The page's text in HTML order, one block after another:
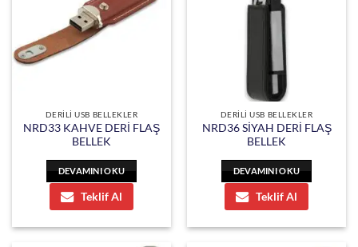
DERİLİ USB BELLEKLER
NRD33 KAHVE DERİ FLAŞ
BELLEK
DEVAMINI OKU
Teklif Al
DERİLİ USB BELLEKLER
NRD36 SİYAH DERİ FLAŞ
BELLEK
DEVAMINI OKU
Teklif Al